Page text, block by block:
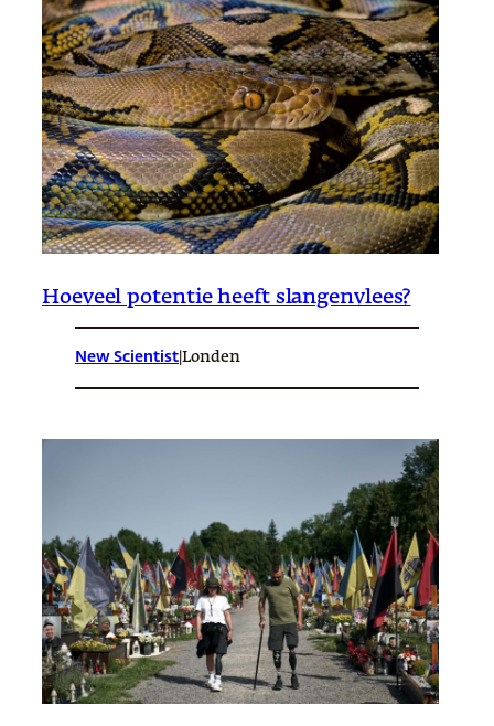
Hoeveel potentie heeft slangenvlees?
New Scientist Londen